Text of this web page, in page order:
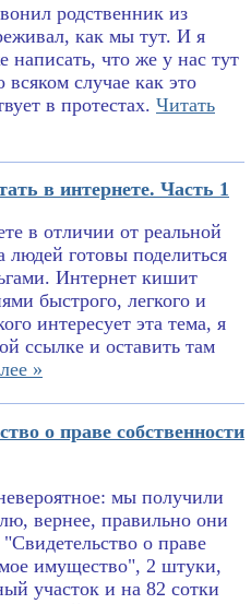
родственник из
как мы тут. И я
написать, что же у нас тут
всяком случае как это
в протестах. Читать
в интернете. Часть 1
в отличии от реальной
людей готовы поделиться
Интернет кишит
быстрого, легкого и
интересует эта тема, я
ссылке и оставить там
»
о праве собственности
мы получили
вернее, правильно они
о праве
имущество", 2 штуки,
участок и на 82 сотки